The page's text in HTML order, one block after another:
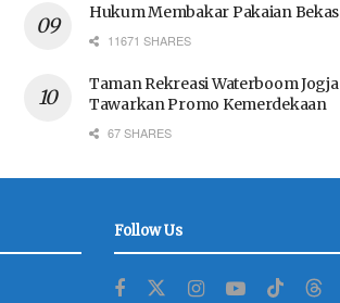
Hukum Membakar Pakaian Bekas
11671 SHARES
Taman Rekreasi Waterboom Jogja
Tawarkan Promo Kemerdekaan
67 SHARES
Follow Us